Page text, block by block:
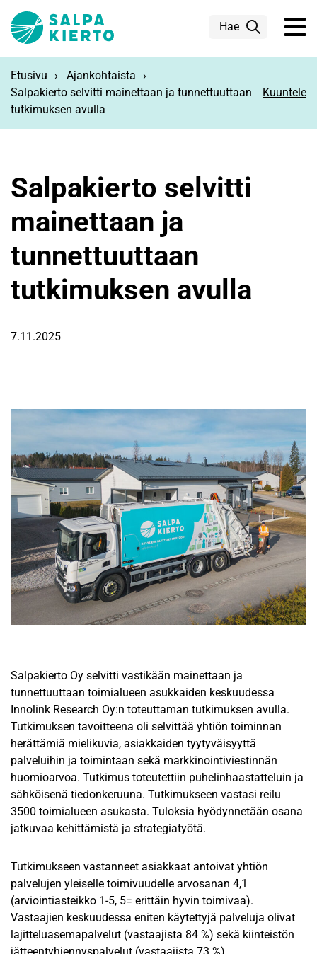
Hae
Etusivu
Ajankohtaista
Salpakierto selvitti mainettaan ja tunnettuuttaan
tutkimuksen avulla
Kuuntele
Salpakierto selvitti
mainettaan ja
tunnettuuttaan
tutkimuksen avulla
7.11.2025
Salpakierto Oy selvitti vastikään mainettaan ja
tunnettuuttaan toimialueen asukkaiden keskuudessa
Innolink Research Oy:n toteuttaman tutkimuksen avulla.
Tutkimuksen tavoitteena oli selvittää yhtiön toiminnan
herättämiä mielikuvia, asiakkaiden tyytyväisyyttä
palveluihin ja toimintaan sekä markkinointiviestinnän
huomioarvoa. Tutkimus toteutettiin puhelinhaastatteluin ja
sähköisenä tiedonkeruuna. Tutkimukseen vastasi reilu
3500 toimialueen asukasta. Tuloksia hyödynnetään osana
jatkuvaa kehittämistä ja strategiatyötä.
Tutkimukseen vastanneet asiakkaat antoivat yhtiön
palvelujen yleiselle toimivuudelle arvosanan 4,1
(arviointiasteikko 1-5, 5= erittäin hyvin toimivaa).
Vastaajien keskuudessa eniten käytettyjä palveluja olivat
lajitteluasemapalvelut (vastaajista 84 %) sekä kiinteistön